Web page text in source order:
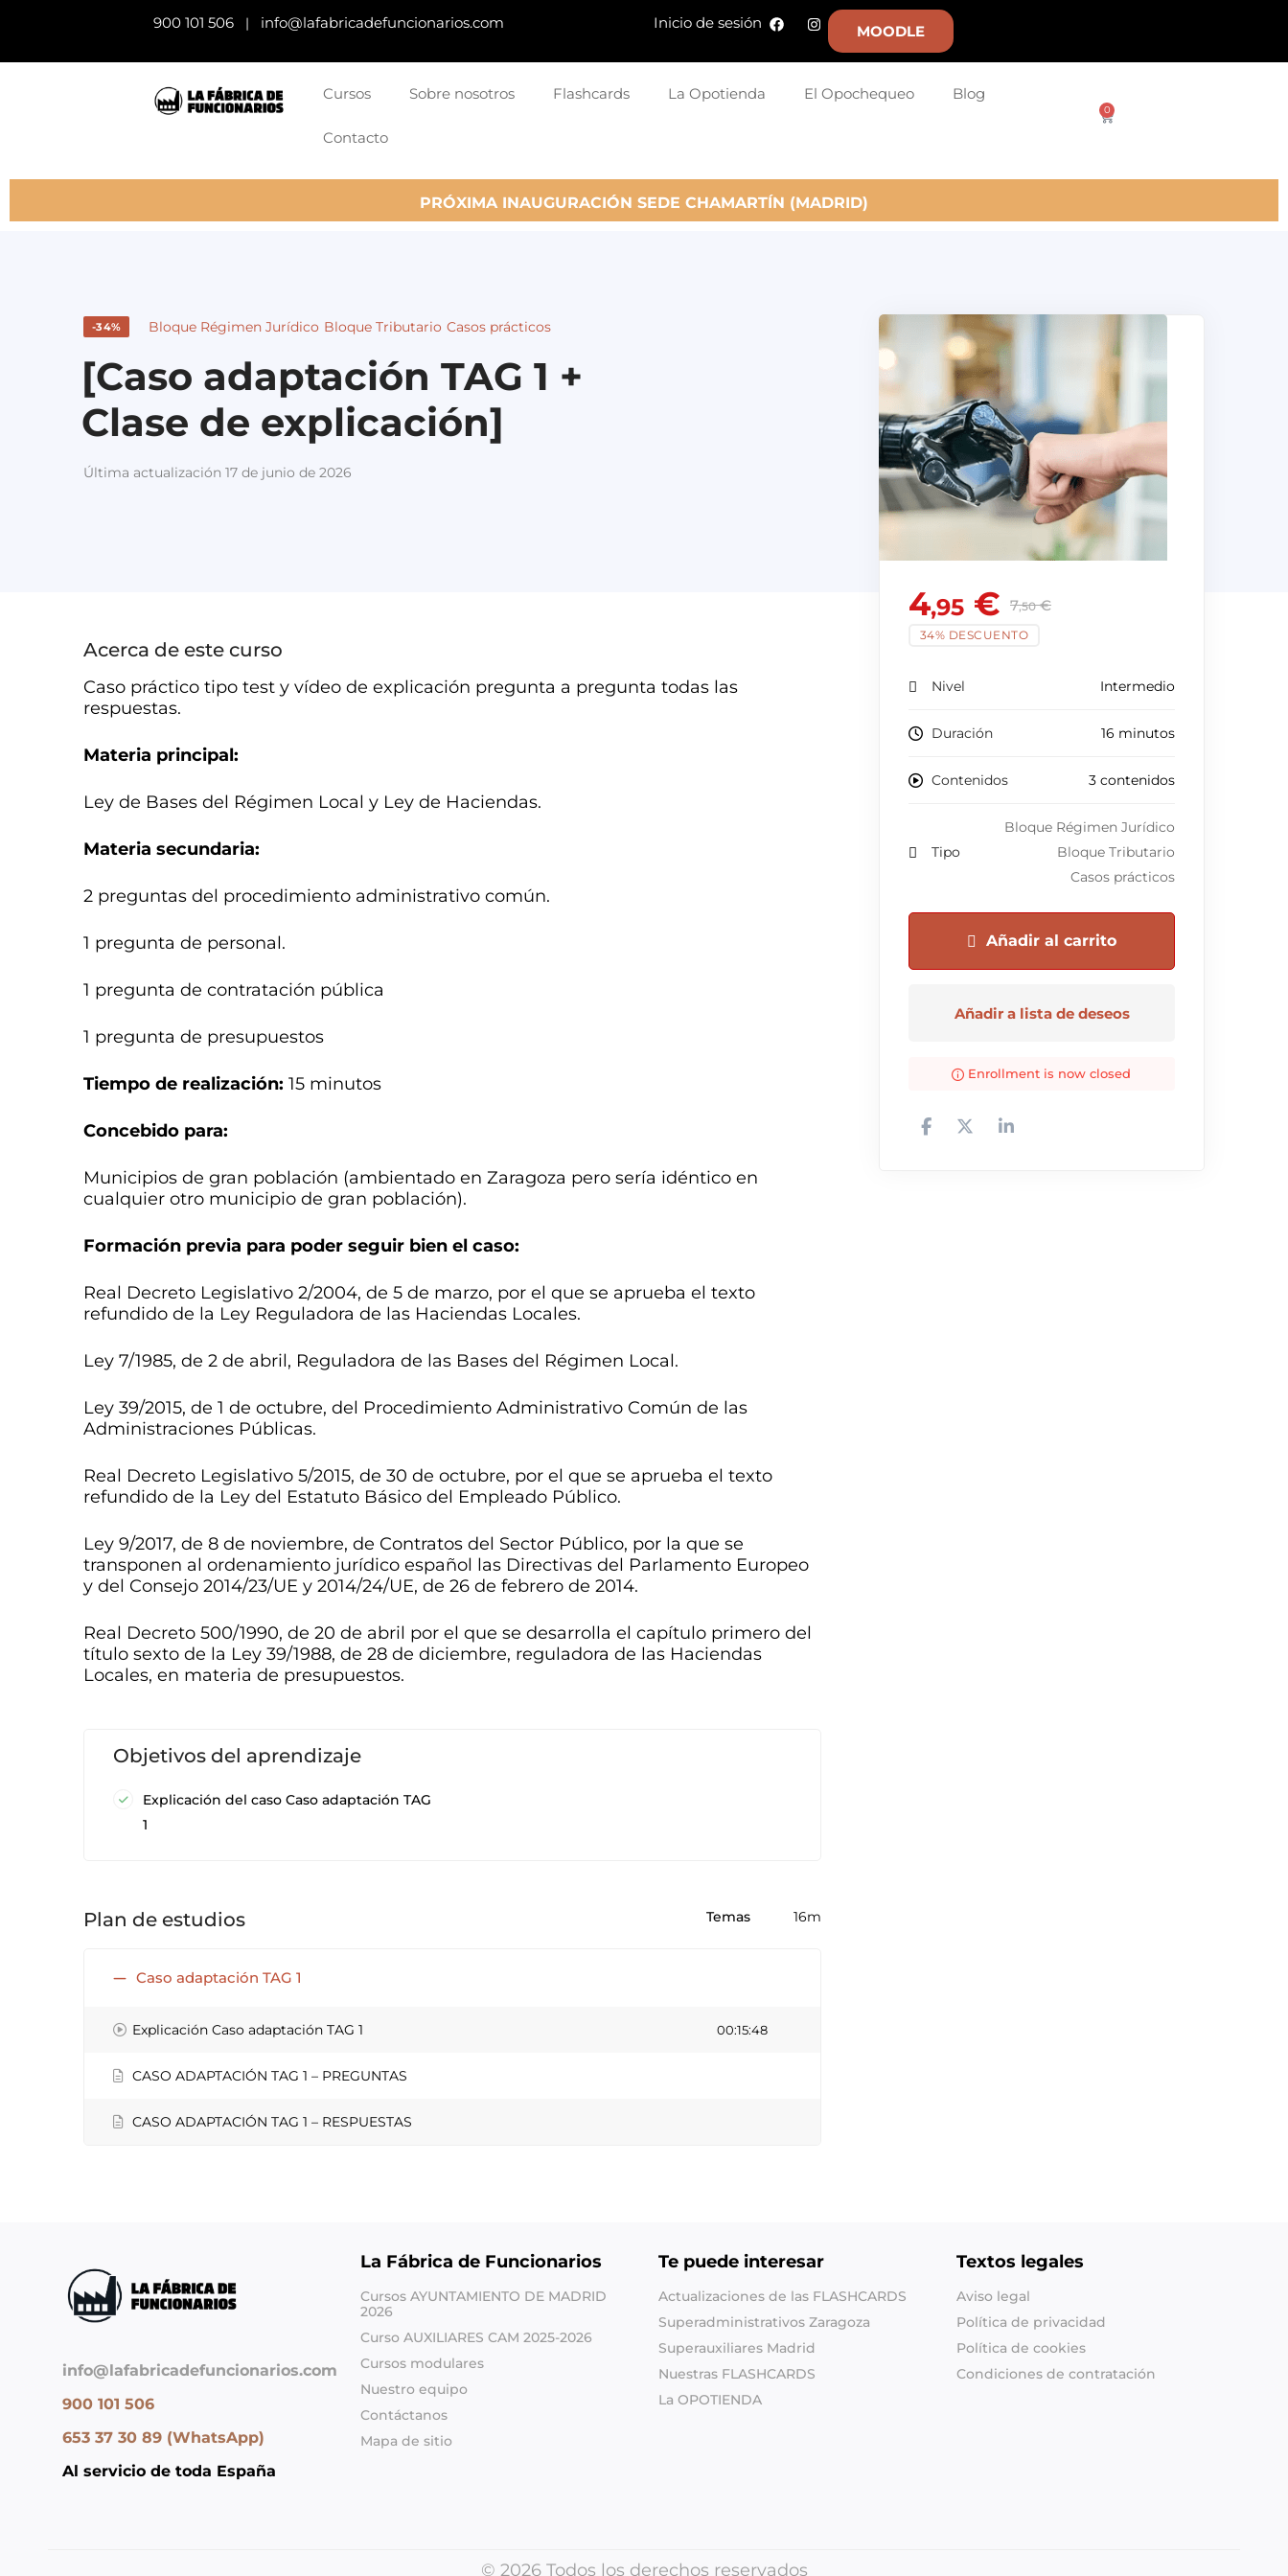
900 101 506 | info@lafabricadefuncionarios.com Inicio de sesión MOODLE
Cursos Sobre nosotros Flashcards La Opotienda El Opochequeo Blog
Contacto
0
PRÓXIMA INAUGURACIÓN SEDE CHAMARTÍN (MADRID)
-34% Bloque Régimen Jurídico Bloque Tributario Casos prácticos
[Caso adaptación TAG 1 +
Clase de explicación]
Última actualización 17 de junio de 2026
Acerca de este curso
Caso práctico tipo test y vídeo de explicación pregunta a pregunta todas las
respuestas.
Materia principal:
Ley de Bases del Régimen Local y Ley de Haciendas.
Materia secundaria:
2 preguntas del procedimiento administrativo común.
1 pregunta de personal.
1 pregunta de contratación pública
1 pregunta de presupuestos
Tiempo de realización: 15 minutos
Concebido para:
Municipios de gran población (ambientado en Zaragoza pero sería idéntico en
cualquier otro municipio de gran población).
Formación previa para poder seguir bien el caso:
Real Decreto Legislativo 2/2004, de 5 de marzo, por el que se aprueba el texto
refundido de la Ley Reguladora de las Haciendas Locales.
Ley 7/1985, de 2 de abril, Reguladora de las Bases del Régimen Local.
Ley 39/2015, de 1 de octubre, del Procedimiento Administrativo Común de las
Administraciones Públicas.
Real Decreto Legislativo 5/2015, de 30 de octubre, por el que se aprueba el texto
refundido de la Ley del Estatuto Básico del Empleado Público.
Ley 9/2017, de 8 de noviembre, de Contratos del Sector Público, por la que se
transponen al ordenamiento jurídico español las Directivas del Parlamento Europeo
y del Consejo 2014/23/UE y 2014/24/UE, de 26 de febrero de 2014.
Real Decreto 500/1990, de 20 de abril por el que se desarrolla el capítulo primero del
título sexto de la Ley 39/1988, de 28 de diciembre, reguladora de las Haciendas
Locales, en materia de presupuestos.
Objetivos del aprendizaje
Explicación del caso Caso adaptación TAG
1
Plan de estudios Temas 16m
Caso adaptación TAG 1
Explicación Caso adaptación TAG 1 00:15:48
CASO ADAPTACIÓN TAG 1 – PREGUNTAS
CASO ADAPTACIÓN TAG 1 – RESPUESTAS
4,95 € 7,50 €
34% DESCUENTO
Nivel Intermedio
Duración 16 minutos
Contenidos 3 contenidos
Tipo
Bloque Régimen Jurídico
Bloque Tributario
Casos prácticos
Añadir al carrito
Añadir a lista de deseos
Enrollment is now closed
info@lafabricadefuncionarios.com
900 101 506
653 37 30 89 (WhatsApp)
Al servicio de toda España
La Fábrica de Funcionarios
Cursos AYUNTAMIENTO DE MADRID
2026
Curso AUXILIARES CAM 2025-2026
Cursos modulares
Nuestro equipo
Contáctanos
Mapa de sitio
Te puede interesar
Actualizaciones de las FLASHCARDS
Superadministrativos Zaragoza
Superauxiliares Madrid
Nuestras FLASHCARDS
La OPOTIENDA
Textos legales
Aviso legal
Política de privacidad
Política de cookies
Condiciones de contratación
© 2026 Todos los derechos reservados